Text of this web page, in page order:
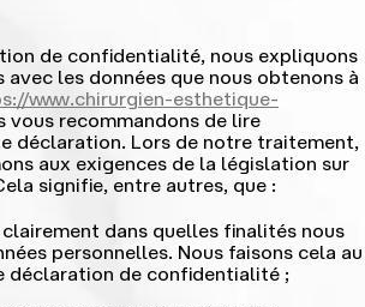
de confidentialité, nous expliquons
avec les données que nous obtenons à
www.chirurgien-esthetique-
vous recommandons de lire
déclaration. Lors de notre traitement,
aux exigences de la législation sur
signifie, entre autres, que :
dans quelles finalités nous
personnelles. Nous faisons cela au
déclaration de confidentialité ;